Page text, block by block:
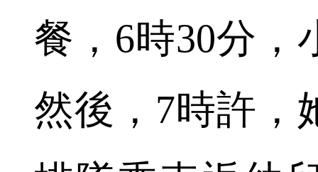
餐，6時30分，
然後，7時許，